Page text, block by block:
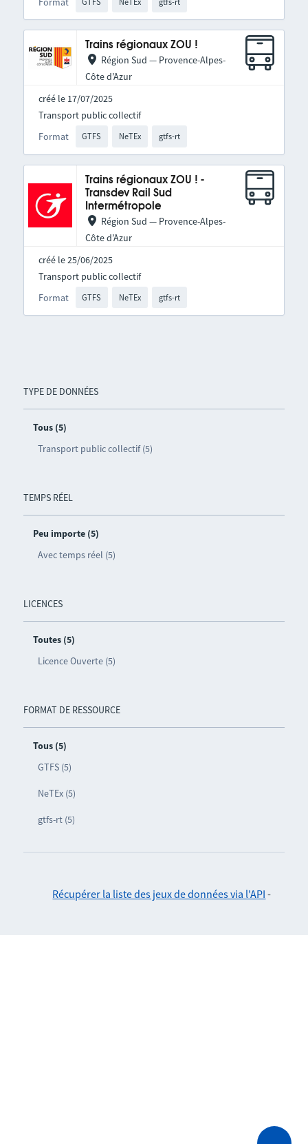
TYPE DE DONNÉES
Tous (5)
Transport public collectif (5)
TEMPS RÉEL
Peu importe (5)
Avec temps réel (5)
LICENCES
Toutes (5)
Licence Ouverte (5)
FORMAT DE RESSOURCE
Tous (5)
GTFS (5)
NeTEx (5)
gtfs-rt (5)
Trains régionaux ZOU !
Région Sud — Provence-Alpes-
Côte d’Azur
créé le 17/07/2025
Format GTFS NeTEx gtfs-rt
Transport public collectif
Trains régionaux ZOU ! -
Transdev Rail Sud
Intermétropole
Région Sud — Provence-Alpes-
Côte d’Azur
créé le 25/06/2025
Format GTFS NeTEx gtfs-rt
Transport public collectif
Récupérer la liste des jeux de données via l'API -